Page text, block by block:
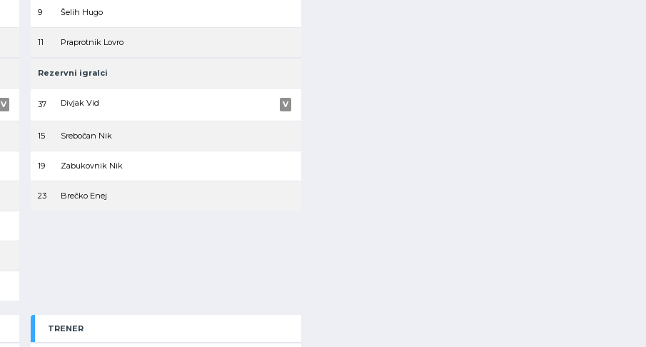
V
9 Šelih Hugo
11 Praprotnik Lovro
Rezervni igralci
37 Divjak Vid V
15 Srebočan Nik
19 Zabukovnik Nik
23 Brečko Enej
TRENER